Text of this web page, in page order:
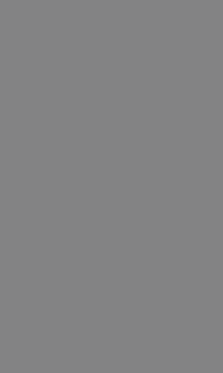
τη
για την
ανθρώπων
επωφελές
ανθρώπων
προκειμένου να
σχετικά με
τους.
λόγω ιστότοπο.
Cookie-
θυμάται τις
cookie
Script.com